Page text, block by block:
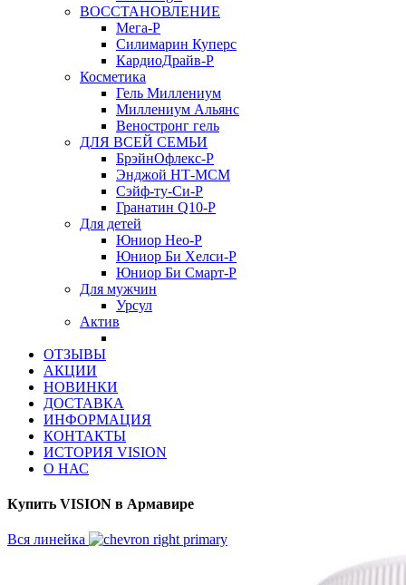
ВОССТАНОВЛЕНИЕ
Мега-Р
Силимарин Куперс
КардиоДрайв-Р
Косметика
Гель Миллениум
Миллениум Альянс
Веностронг гель
ДЛЯ ВСЕЙ СЕМЬИ
БрэйнОфлекс-Р
Энджой НТ-МСМ
Сэйф-ту-Си-Р
Гранатин Q10-Р
Для детей
Юниор Нео-Р
Юниор Би Хелси-Р
Юниор Би Смарт-Р
Для мужчин
Урсул
Актив
ОТЗЫВЫ
АКЦИИ
НОВИНКИ
ДОСТАВКА
ИНФОРМАЦИЯ
КОНТАКТЫ
ИСТОРИЯ VISION
О НАС
Купить VISION в Армавире
Вся линейка